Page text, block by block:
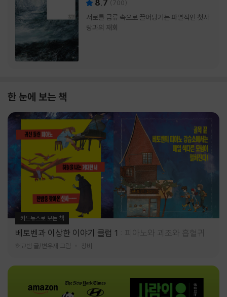
8.7 (700)
서로를 급류 속으로 끌어당기는 파멸적인 첫사
랑과의 재회
한 눈에 보는 책
카드뉴스로 보는 책
베토벤과 이상한 이야기 클럽 1 피아노와 괴조와 흡혈귀
허교범 글/변우재 그림 창비